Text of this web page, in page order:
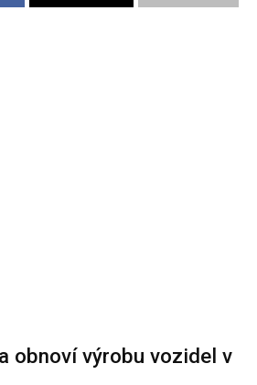
obnoví výrobu vozidel v